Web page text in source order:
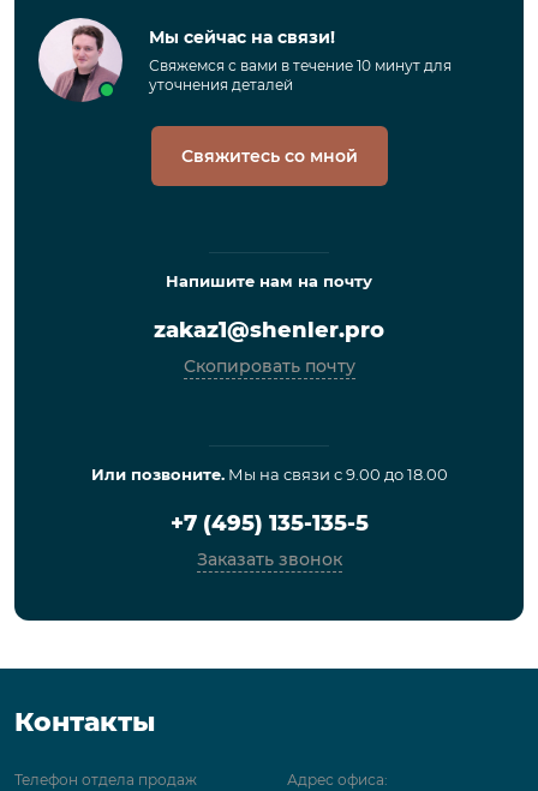
Мы сейчас на связи!
Свяжемся с вами в течение 10 минут для
уточнения деталей
Свяжитесь со мной
Напишите нам на почту
zakaz1@shenler.pro
Скопировать почту
Или позвоните.Мы на связи с 9.00 до 18.00
+7 (495) 135-135-5
Заказать звонок
Контакты
Телефон отдела продаж Адрес офиса: